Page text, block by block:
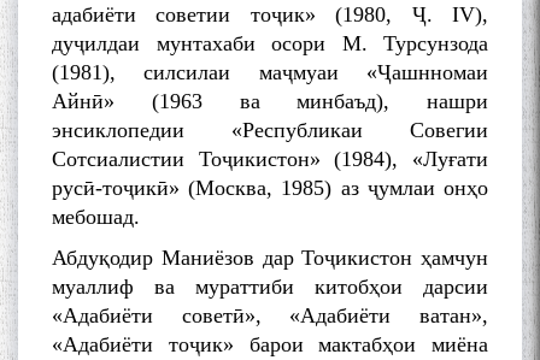
адабиёти советии тоҷик» (1980, Ҷ. IV),
дуҷилдаи мунтахаби осори М. Турсунзода
(1981), силсилаи маҷмуаи «Ҷашнномаи
Айнӣ» (1963 ва минбаъд), нашри
энсиклопедии «Республикаи Совегии
Сотсиалистии Тоҷикистон» (1984), «Луғати
русӣ-тоҷикӣ» (Москва, 1985) аз ҷумлаи онҳо
мебошад.
Абдуқодир Маниёзов дар Тоҷикистон ҳамчун
муаллиф ва мураттиби китобҳои дарсии
«Адабиёти советӣ», «Адабиёти ватан»,
«Адабиёти тоҷик» барои мактабҳои миёна